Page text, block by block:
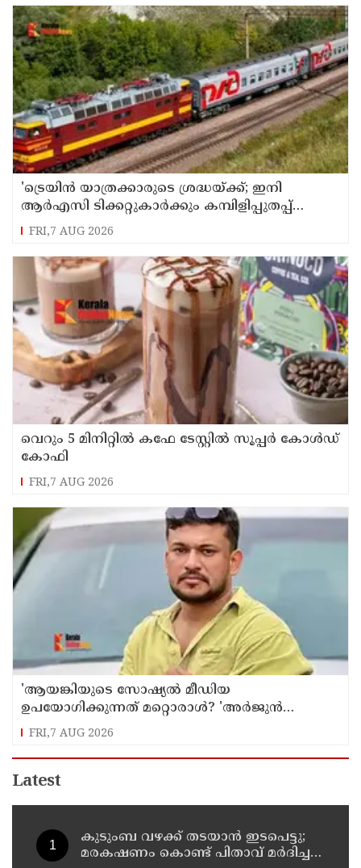
'ട്രെയിൻ യാത്രക്കാരുടെ ശ്രദ്ധയ്ക്ക്‌; ഇനി
ആർഎസി ടിക്കറ്റുകാർക്കും കമ്പിളിപ്പുതപ്പ്
ലഭിക്കും
FRI,7 AUG 2026
വെറും 5 മിനിറ്റിൽ കഫേ ടേസ്റ്റിൽ സൂപ്പർ കോൾഡ്
കോഫി
FRI,7 AUG 2026
'ആയങ്കിയുടെ സോഷ്യൽ മീഡിയ
ഉപയോഗിക്കുന്നത് മറ്റൊരാൾ? 'അർജുൻ
ആയങ്കിയെ പൂട്ടാനൊരുങ്ങി പൊലീസ്';
കൊച്ചിയിൽ വ്യാപക പരിശോധന
FRI,7 AUG 2026
Latest
കുടുംബ വഴക്ക് തടയാന്‍ ഇടപെട്ടു;
മരകഷണം കൊണ്ട് പിതാവ് മർദിച്ച